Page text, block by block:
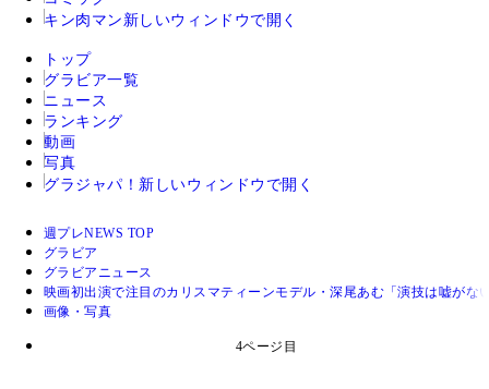
キン肉マン 新しいウィンドウで開く
トップ
グラビア一覧
ニュース
ランキング
動画
写真
グラジャパ！ 新しいウィンドウで開く
週プレNEWS TOP
グラビア
グラビアニュース
映画初出演で注目のカリスマティーンモデル・深尾あむ「演技は嘘がな
画像・写真
4ページ目